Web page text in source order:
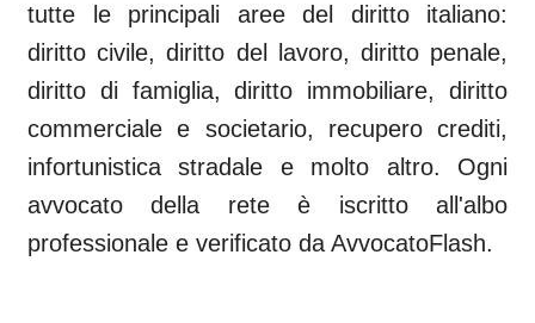
tutte le principali aree del diritto italiano:
diritto civile, diritto del lavoro, diritto penale,
diritto di famiglia, diritto immobiliare, diritto
commerciale e societario, recupero crediti,
infortunistica stradale e molto altro. Ogni
avvocato della rete è iscritto all'albo
professionale e verificato da AvvocatoFlash.